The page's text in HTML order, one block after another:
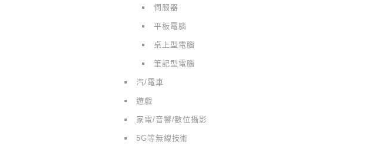
伺服器
平板電腦
桌上型電腦
筆記型電腦
汽/電車
遊戲
家電/音響/數位攝影
5G等無線技術